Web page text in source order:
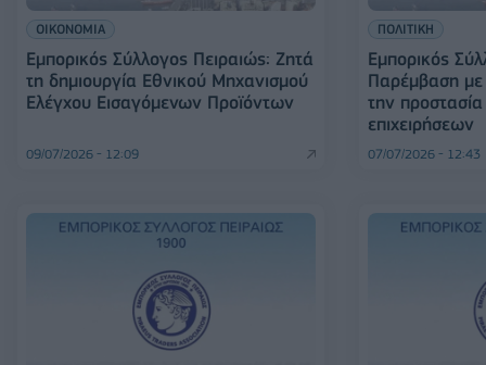
ΟΙΚΟΝΟΜΙΑ
Εμπορικός Σύλλογος Πειραιώς: Ζητά
τη δημιουργία Εθνικού Μηχανισμού
Ελέγχου Εισαγόμενων Προϊόντων
09/07/2026 - 12:09
ΠΟΛΙΤΙΚΗ
Εμπορικός
Παρέμβαση με
την
επιχειρήσεων
07/07/2026 - 12:43